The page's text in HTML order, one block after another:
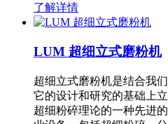
了解详情
LUM 超细立式磨粉机
超细立式磨粉机是结合我
它的设计和研究的基础上
超细粉碎理论的一种先进